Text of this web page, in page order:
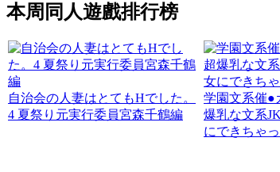
本周同人遊戲排行榜
自治会の人妻はとてもHでした。
4 夏祭り元実行委員宮森千鶴編
学園文系催●
爆乳な文系
にできちゃ